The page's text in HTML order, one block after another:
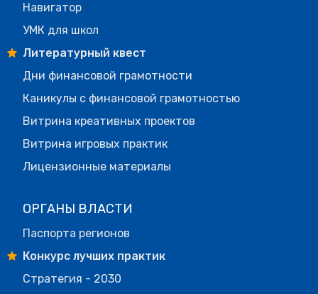
Навигатор
УМК для школ
Литературный квест
Дни финансовой грамотности
Каникулы с финансовой грамотностью
Витрина креативных проектов
Витрина игровых практик
Лицензионные материалы
ОРГАНЫ ВЛАСТИ
Паспорта регионов
Конкурс лучших практик
Стратегия - 2030